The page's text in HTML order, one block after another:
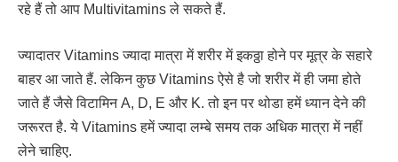
रहे हैं तो आप Multivitamins ले सकते हैं.
ज्यादातर Vitamins ज्यादा मात्रा में शरीर में इकठ्ठा होने पर मूत्र के सहारे
बाहर आ जाते हैं. लेकिन कुछ Vitamins ऐसे है जो शरीर में ही जमा होते
जाते हैं जैसे विटामिन A, D, E और K. तो इन पर थोडा हमें ध्यान देने की
जरूरत है. ये Vitamins हमें ज्यादा लम्बे समय तक अधिक मात्रा में नहीं
लेने चाहिए.